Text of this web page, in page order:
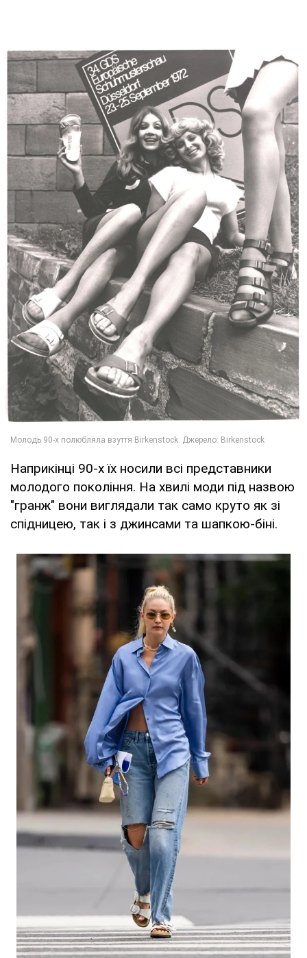
Наприкінці 90-х їх носили всі представники
молодого покоління. На хвилі моди під назвою
"гранж" вони виглядали так само круто як зі
спідницею, так і з джинсами та шапкою-біні.